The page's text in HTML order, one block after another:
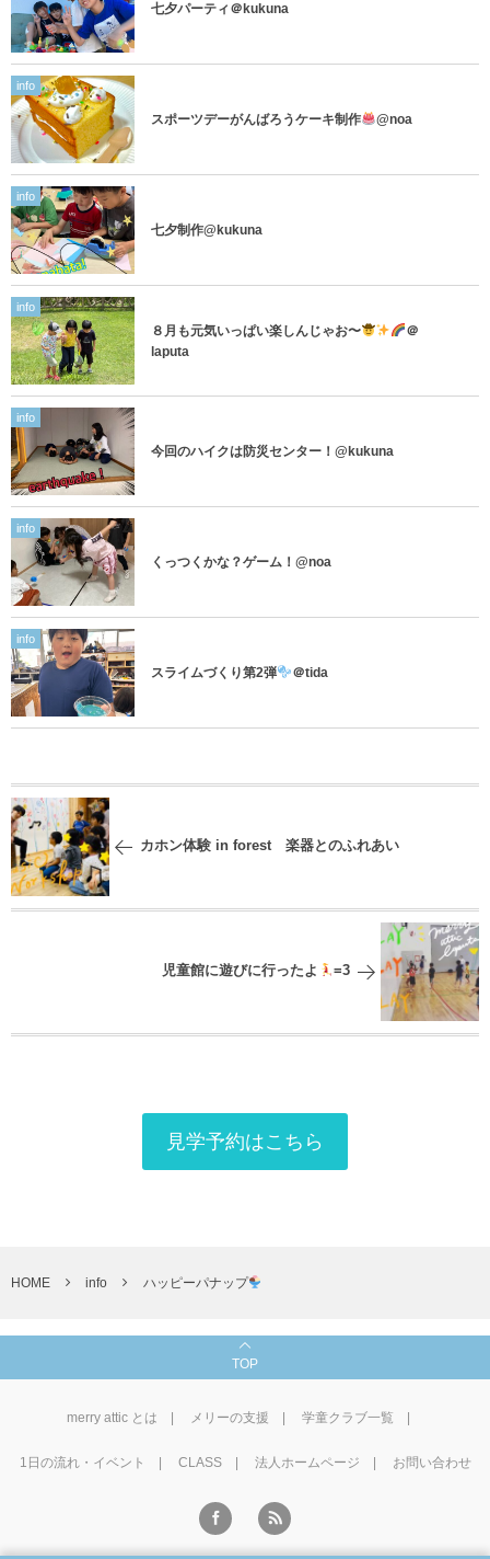
七夕パーティ＠kukuna
info
スポーツデーがんばろうケーキ制作 @noa
info
七夕制作@kukuna
info
８月も元気いっぱい楽しんじゃお〜
＠
laputa
info
今回のハイクは防災センター！@kukuna
info
くっつくかな？ゲーム！@noa
info
スライムづくり第2弾 ＠tida
カホン体験 in forest 楽器とのふれあい
児童館に遊びに行ったよ =3
見学予約はこちら
HOME info ハッピーパナップ
TOP
merry attic とは メリーの支援 学童クラブ一覧
1⽇の流れ・イベント CLASS 法人ホームページ お問い合わせ